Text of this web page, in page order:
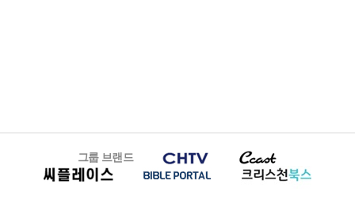
그룹 브랜드